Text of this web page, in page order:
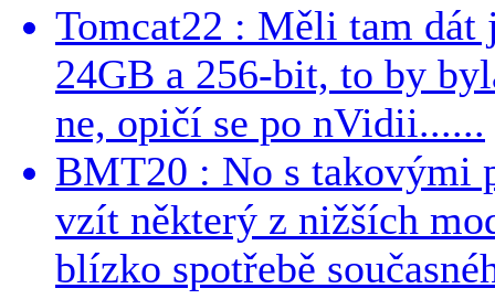
Tomcat22 : Měli tam dát
24GB a 256-bit, to by
ne, opičí se po nVidii......
BMT20 : No s takovými
vzít některý z nižších
blízko spotřebě